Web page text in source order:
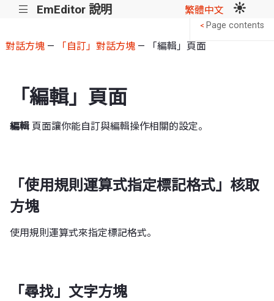
||| EmEditor 說明 繁體中文
對話方塊— 「自訂」對話方塊— 「編輯」頁面
「編輯」頁面
編輯 頁面讓你能自訂與編輯操作相關的設定。
「使用規則運算式指定標記格式」核取
方塊
使用規則運算式來指定標記格式。
「尋找」文字方塊
< Page contents